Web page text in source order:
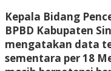
Kepala Bidang
BPBD Kabupaten
mengatakan data
sementara per 18